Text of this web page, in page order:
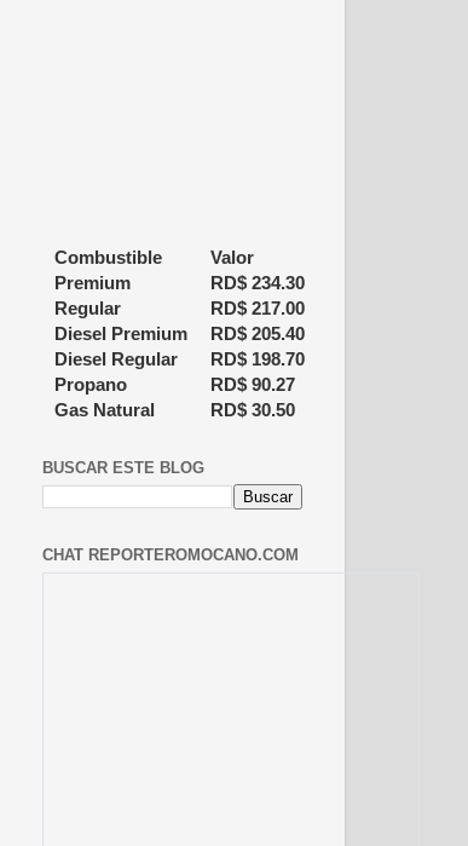
Combustible
Valor
Premium
RD$ 234.30
Regular
RD$ 217.00
Diesel Premium
RD$ 205.40
Diesel Regular
RD$ 198.70
Propano
RD$ 90.27
Gas Natural
RD$ 30.50
BUSCAR ESTE BLOG
CHAT REPORTEROMOCANO.COM